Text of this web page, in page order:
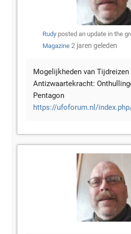
Rudy posted an update in the
Magazine 2 jaren geleden
Mogelijkheden van Tijdreizen
Antizwaartekracht:
Pentagon
https://ufoforum.nl/